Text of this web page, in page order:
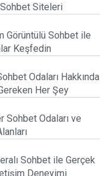
Siteleri
Görüntülü Sohbet ile
Keşfedin
Odaları Hakkında
Her Şey
Sohbet Odaları ve
Sohbet ile Gerçek
Deneyimi